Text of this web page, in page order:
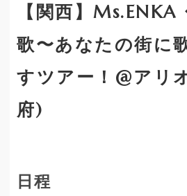
【関西】
歌〜あなたの街に
すツアー！@アリ
府)
日程